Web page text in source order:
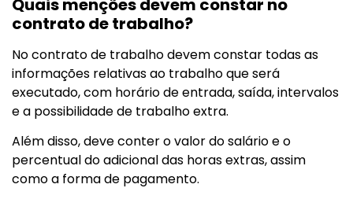
Quais menções devem constar no
contrato de trabalho?
No contrato de trabalho devem constar todas as
informações relativas ao trabalho que será
executado, com horário de entrada, saída, intervalos
e a possibilidade de trabalho extra.
Além disso, deve conter o valor do salário e o
percentual do adicional das horas extras, assim
como a forma de pagamento.